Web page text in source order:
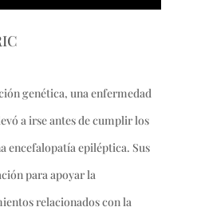
genética, una enfermedad
a irse antes de cumplir los
encefalopatía epiléptica. Sus
para apoyar la
relacionados con la